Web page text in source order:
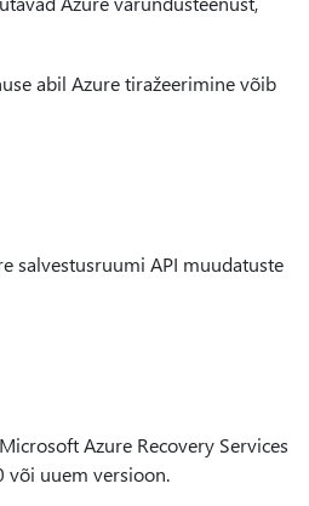
abil Azure tiražeerimine võib
salvestusruumi API muudatuste
Azure Recovery Services
või uuem versioon.